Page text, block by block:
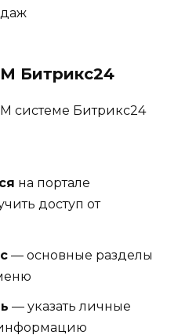
Битрикс24
системе Битрикс24
на портале
доступ от
— основные разделы
— указать личные